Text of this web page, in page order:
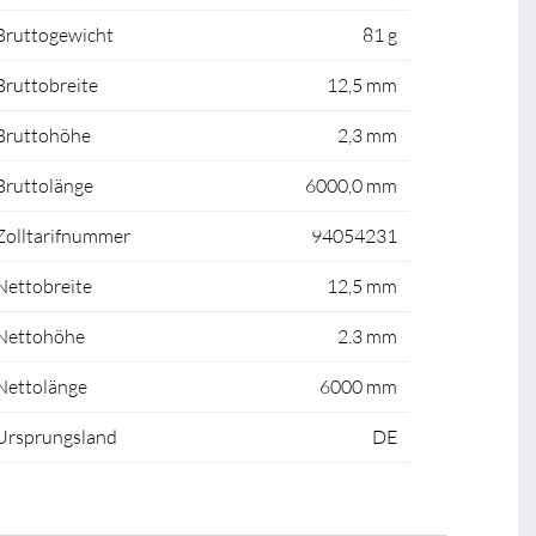
81 g
12,5 mm
2,3 mm
6000,0 mm
94054231
12,5 mm
2.3 mm
6000 mm
DE